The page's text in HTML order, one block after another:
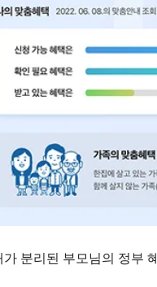
분리된 부모님의 정부